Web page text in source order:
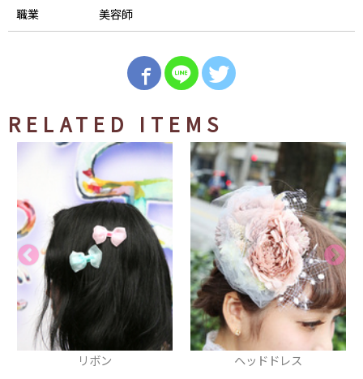
職業 美容師
RELATED ITEMS
ヘッドドレス ブローチ